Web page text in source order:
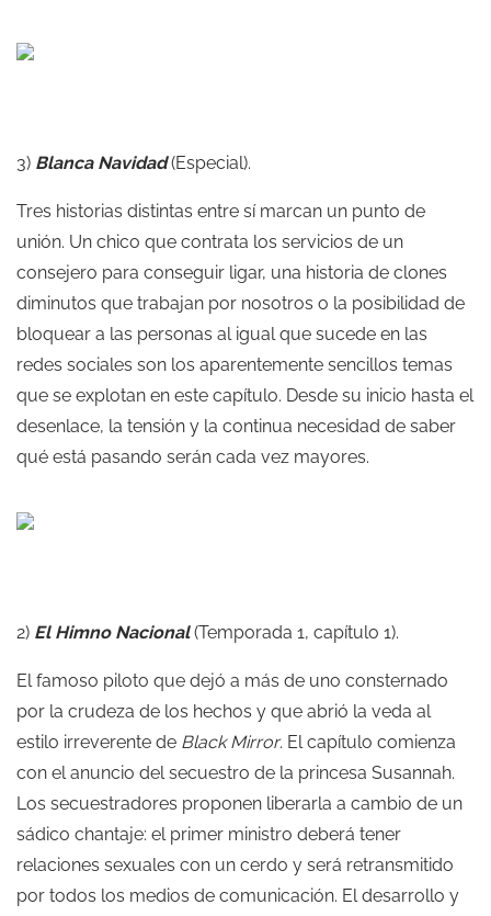
3) Blanca Navidad(Especial).
Tres historias distintas entre sí marcan un punto de
unión. Un chico que contrata los servicios de un
consejero para conseguir ligar, una historia de clones
diminutos que trabajan por nosotros o la posibilidad de
bloquear a las personas al igual que sucede en las
redes sociales son los aparentemente sencillos temas
que se explotan en este capítulo. Desde su inicio hasta el
desenlace, la tensión y la continua necesidad de saber
qué está pasando serán cada vez mayores.
2) El Himno Nacional(Temporada 1, capítulo 1).
El famoso piloto que dejó a más de uno consternado
por la crudeza de los hechos y que abrió la veda al
estilo irreverente de Black Mirror. El capítulo comienza
con el anuncio del secuestro de la princesa Susannah.
Los secuestradores proponen liberarla a cambio de un
sádico chantaje: el primer ministro deberá tener
relaciones sexuales con un cerdo y será retransmitido
por todos los medios de comunicación. El desarrollo y